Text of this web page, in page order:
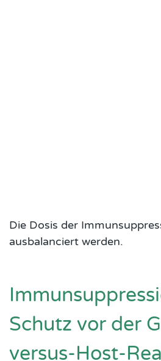
Die Dosis der
ausbalanciert werden.
Schutz vor der
versus-Host-